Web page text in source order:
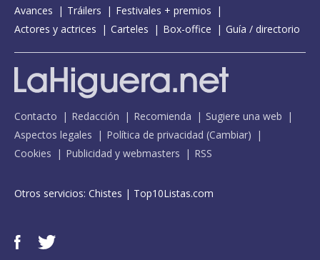
Avances
Tráilers
Festivales + premios
Actores y actrices
Carteles Box-office Guía / directorio
Contacto Redacción Recomienda
Sugiere una web
Aspectos legales
Política de privacidad (Cambiar)
Cookies
Publicidad y webmasters RSS
Otros servicios: Chistes | Top10Listas.com